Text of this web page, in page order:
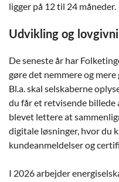
ligger på 12 til 24 måneder.
Udvikling og
De seneste år har
gøre det nemmere og
Bl.a. skal selskaberne
du får et retvisende billede
blevet lettere at
digitale løsninger, hvor du
kundeanmeldelser og
I 2026 arbejder